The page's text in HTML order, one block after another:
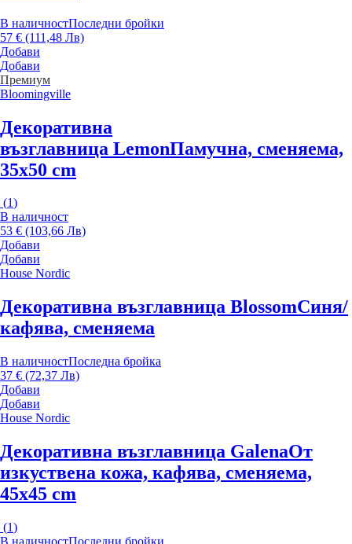
В наличностПоследни бройки
57 € (111,48 Лв)
Добави
Добави
Премиум
Bloomingville
Декоративна
възглавница LemonПамучна, сменяема,
35x50 cm
(1)
В наличност
53 € (103,66 Лв)
Добави
Добави
House Nordic
Декоративна възглавница BlossomСиня/
кафява, сменяема
В наличностПоследна бройка
37 € (72,37 Лв)
Добави
Добави
House Nordic
Декоративна възглавница GalenaОт
изкуствена кожа, кафява, сменяема,
45x45 cm
(1)
В наличностПоследни бройки